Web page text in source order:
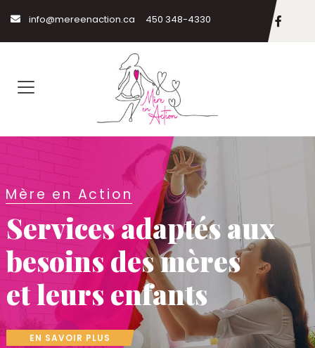
info@mereenaction.ca 450 348-4330
Services adaptés aux
besoins des mères
et leurs enfants
EN SAVOIR PLUS
Mère en Action